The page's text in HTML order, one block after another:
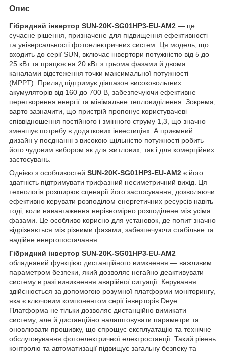
Опис
Гібридний інвертор SUN-20K-SG01HP3-EU-AM2 — це
сучасне рішення, призначене для підвищення ефективності
та універсальності фотоелектричних систем. Ця модель, що
входить до серії SUN, включає інвертори потужністю від 5 до
25 кВт та працює на 20 кВт з трьома фазами й двома
каналами відстеження точки максимальної потужності
(MPPT). Прилад підтримує діапазон високовольтних
акумуляторів від 160 до 700 В, забезпечуючи ефективне
перетворення енергії та мінімальне тепловиділення. Зокрема,
варто зазначити, що пристрій пропонує користувачеві
співвідношення постійного і змінного струму 1,3, що значно
зменшує потребу в додаткових інвестиціях. А приємний
дизайн у поєднанні з високою щільністю потужності робить
його чудовим вибором як для житлових, так і для комерційних
застосувань.
Однією з особливостей SUN-20K-SG01HP3-EU-AM2 є його
здатність підтримувати трифазний несиметричний вихід. Ця
технологія розширює сценарії його застосування, дозволяючи
ефективно керувати розподілом енергетичних ресурсів навіть
тоді, коли навантаження нерівномірно розподілене між усіма
фазами. Це особливо корисно для установок, де попит значно
відрізняється між різними фазами, забезпечуючи стабільне та
надійне енергопостачання.
Гібридний інвертор SUN-20K-SG01HP3-EU-AM2
обладнаний функцією дистанційного вимкнення — важливим
параметром безпеки, який дозволяє негайно деактивувати
систему в разі виникнення аварійної ситуації. Керування
здійснюється за допомогою розумної платформи моніторингу,
яка є ключовим компонентом серії інверторів Deye.
Платформа не тільки дозволяє дистанційно вимикати
систему, але й дистанційно налаштовувати параметри та
оновлювати прошивку, що спрощує експлуатацію та технічне
обслуговування фотоелектричної електростанції. Такий рівень
контролю та автоматизації підвищує загальну безпеку та